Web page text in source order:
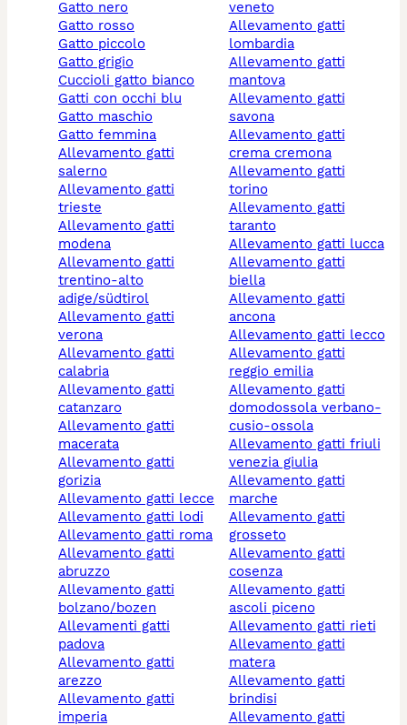
gatto nero
gatto rosso
gatto piccolo
gatto grigio
cuccioli gatto bianco
gatti con occhi blu
gatto maschio
gatto femmina
allevamento gatti
salerno
allevamento gatti
trieste
allevamento gatti
modena
allevamento gatti
trentino-alto
adige/südtirol
allevamento gatti
verona
allevamento gatti
calabria
allevamento gatti
catanzaro
allevamento gatti
macerata
allevamento gatti
gorizia
allevamento gatti lecce
allevamento gatti lodi
allevamento gatti roma
allevamento gatti
abruzzo
allevamento gatti
bolzano/bozen
allevamenti gatti
padova
allevamento gatti
arezzo
allevamento gatti
imperia
veneto
allevamento gatti
lombardia
allevamento gatti
mantova
allevamento gatti
savona
allevamento gatti
crema cremona
allevamento gatti
torino
allevamento gatti
taranto
allevamento gatti lucca
allevamento gatti
biella
allevamento gatti
ancona
allevamento gatti lecco
allevamento gatti
reggio emilia
allevamento gatti
domodossola verbano-
cusio-ossola
allevamento gatti friuli
venezia giulia
allevamento gatti
marche
allevamento gatti
grosseto
allevamento gatti
cosenza
allevamento gatti
ascoli piceno
allevamento gatti rieti
allevamento gatti
matera
allevamento gatti
brindisi
allevamento gatti